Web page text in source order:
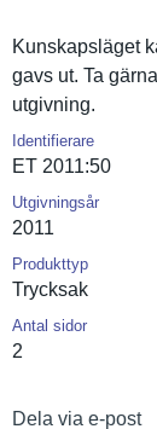
Kunskapslä­get
gavs ut. Ta
utgivning.
Identifierare
ET 2011:50
Utgivningsår
2011
Produkttyp
Trycksak
Antal sidor
2
Dela via e-post